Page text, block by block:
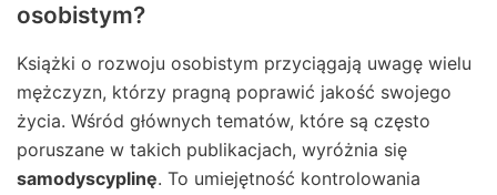
osobistym?
Książki o rozwoju osobistym przyciągają uwagę wielu
mężczyzn, którzy pragną poprawić jakość swojego
życia. Wśród głównych tematów, które są często
poruszane w takich publikacjach, wyróżnia się
samodyscyplinę. To umiejętność kontrolowania